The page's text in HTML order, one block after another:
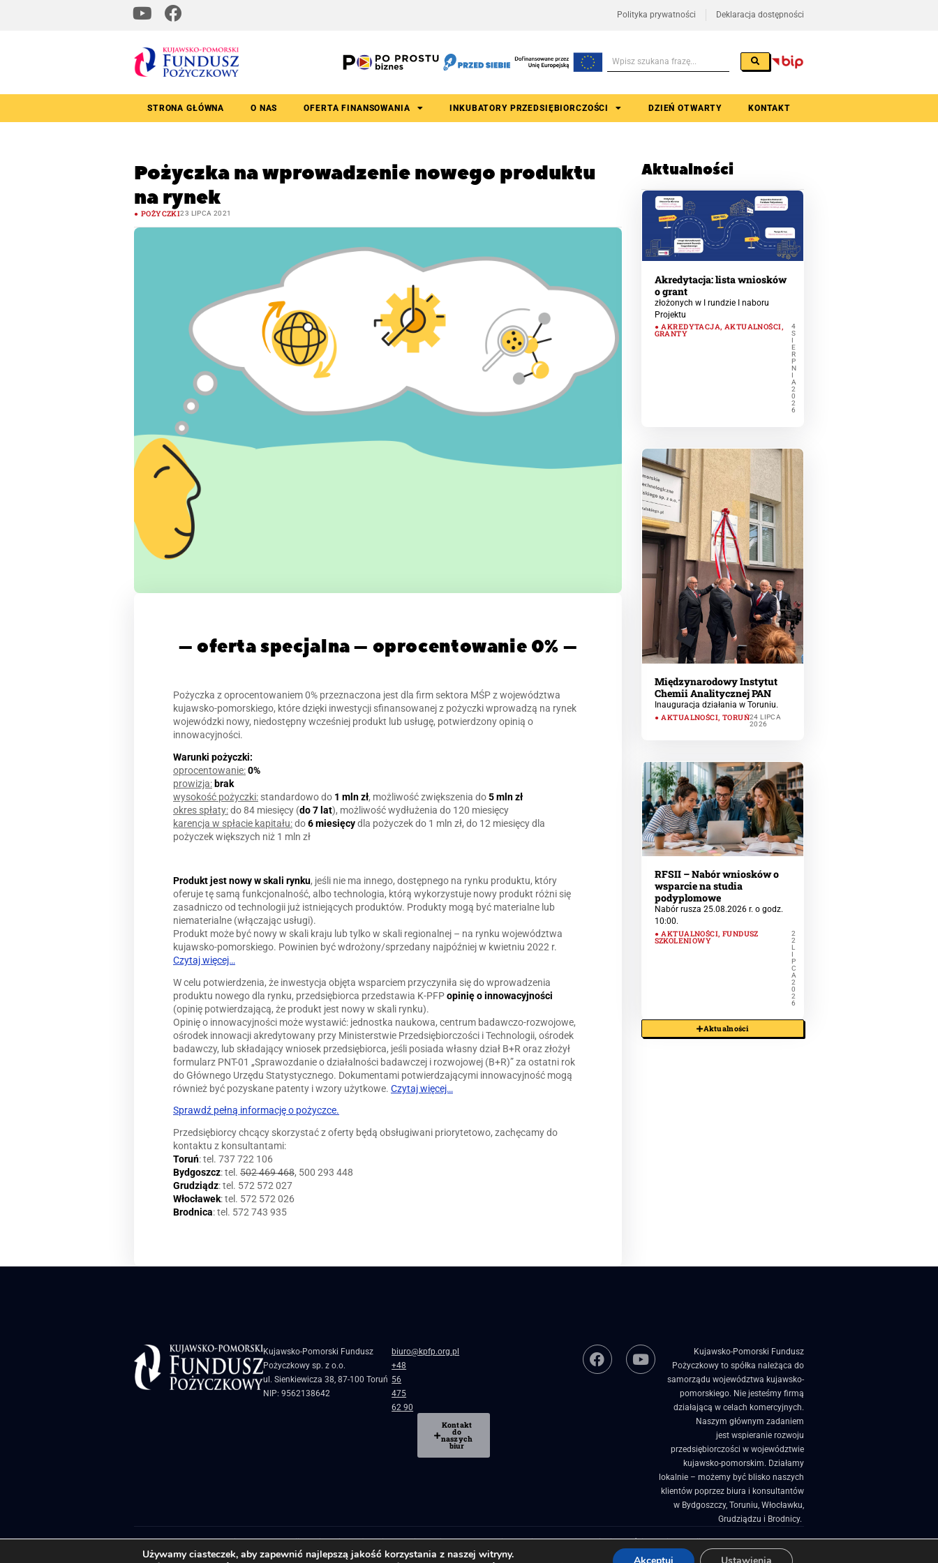
Polityka prywatności Deklaracja dostępności
STRONA GŁÓWNA O NAS OFERTA FINANSOWANIA INKUBATORY PRZEDSIĘBIORCZOŚCI DZIEŃ OTWARTY KONTAKT
Pożyczka na wprowadzenie nowego produktu
na rynek
POŻYCZKI23 LIPCA 2021
– oferta specjalna – oprocentowanie 0% –
Pożyczka z oprocentowaniem 0% przeznaczona jest dla firm sektora MŚP z województwa
kujawsko-pomorskiego, które dzięki inwestycji sfinansowanej z pożyczki wprowadzą na rynek
wojewódzki nowy, niedostępny wcześniej produkt lub usługę, potwierdzony opinią o
innowacyjności.
Warunki pożyczki:
oprocentowanie:0%
prowizja: brak
wysokość pożyczki: standardowo do 1 mln zł, możliwość zwiększenia do5 mln zł
okres spłaty:do 84 miesięcy (do 7 lat), możliwość wydłużenia do 120 miesięcy
karencja w spłacie kapitału:do6 miesięcydla pożyczek do 1 mln zł, do 12 miesięcy dla
pożyczek większych niż 1 mln zł
Produkt jest nowy w skali rynku, jeśli nie ma innego, dostępnego na rynku produktu, który
oferuje tę samą funkcjonalność, albo technologia, którą wykorzystuje nowy produkt różni się
zasadniczo od technologii już istniejących produktów. Produkty mogą być materialne lub
niematerialne (włączając usługi).
Produkt może być nowy w skali kraju lub tylko w skali regionalnej – na rynku województwa
kujawsko-pomorskiego. Powinien być wdrożony/sprzedany najpóźniej w kwietniu 2022 r.
Czytaj więcej…
W celu potwierdzenia, że inwestycja objęta wsparciem przyczyniła się do wprowadzenia
produktu nowego dla rynku, przedsiębiorca przedstawia K-PFPopinię o innowacyjności
(opinię potwierdzającą, że produkt jest nowy w skali rynku).
Opinię o innowacyjności może wystawić: jednostka naukowa, centrum badawczo-rozwojowe,
ośrodek innowacji akredytowany przy Ministerstwie Przedsiębiorczości i Technologii, ośrodek
badawczy, lub składający wniosek przedsiębiorca, jeśli posiada własny dział B+R oraz złożył
formularz PNT-01 „Sprawozdanie o działalności badawczej i rozwojowej (B+R)” za ostatni rok
do Głównego Urzędu Statystycznego. Dokumentami potwierdzającymi innowacyjność mogą
również być pozyskane patenty i wzory użytkowe. Czytaj więcej…
Sprawdź pełną informację o pożyczce.
Przedsiębiorcy chcący skorzystać z oferty będą obsługiwani priorytetowo, zachęcamy do
kontaktu z konsultantami:
Toruń: tel. 737 722 106
Bydgoszcz: tel. 502 469 468, 500 293 448
Grudziądz: tel. 572 572 027
Włocławek: tel. 572 572 026
Brodnica: tel. 572 743 935
Aktualności
Akredytacja: lista wniosków
o grant
złożonych w I rundzie I naboru
Projektu
AKREDYTACJA, AKTUALNOŚCI,
GRANTY
4
S
E
R
P
N
A
2
0
2
6
Międzynarodowy Instytut
Chemii Analitycznej PAN
Inauguracja działania w Toruniu.
AKTUALNOŚCI, TORUŃ24 LIPCA
2026
RFSII – Nabór wniosków o
wsparcie na studia
podyplomowe
Nabór rusza 25.08.2026 r. o godz.
10:00.
AKTUALNOŚCI, FUNDUSZ
SZKOLENIOWY
2
2
L
I
P
C
A
2
0
2
6
Aktualności
Kujawsko-Pomorski Fundusz
Pożyczkowy sp. z o.o.
ul. Sienkiewicza 38, 87-100 Toruń
NIP: 9562138642
biuro@kpfp.org.pl
+48
56
475
62 90
Kontakt
do
naszych
biur
Kujawsko-Pomorski Fundusz
Pożyczkowy to spółka należąca do
samorządu województwa kujawsko-
pomorskiego. Nie jesteśmy firmą
działającą w celach komercyjnych.
Naszym głównym zadaniem
jest wspieranie rozwoju
przedsiębiorczości w województwie
kujawsko-pomorskim. Działamy
lokalnie – możemy być blisko naszych
klientów poprzez biura i konsultantów
w Bydgoszczy, Toruniu, Włocławku,
Grudziądzu i Brodnicy. ​
Biuletyn Informacji Publicznej Pożyczki, granty i dotacje dla firm Regionalne inkubatory przedsiębiorczości Projekty Unijne
Używamy ciasteczek, aby zapewnić najlepszą jakość korzystania z naszej witryny.